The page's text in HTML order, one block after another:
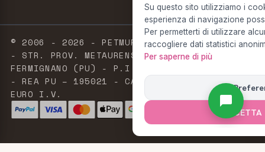
© 2006 - 2026 - PETMUFFIN - MILLSTORE SRL
- STR. PROV. METAURENSE, 20 - 61033
FERMIGNANO (PU) - P.I. E C.F. 02603420411
- REA PU – 195021 - CAPITALE SOCIALE 2.500
EURO I.V.
Su questo sito utilizziamo i
esperienza di navigazione
Per permetterti di utilizzare
raccogliere dati statistici
Per saperne di più